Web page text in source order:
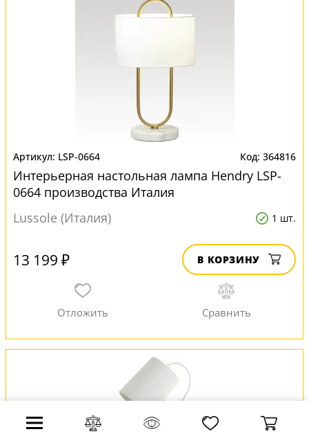
LSP-0664 364816
Интерьерная настольная лампа Hendry LSP-
0664 производства Италия
Lussole (Италия)
1 шт.
13 199 ₽ В КОРЗИНУ